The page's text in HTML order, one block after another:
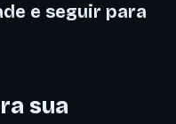
e seguir para
sua